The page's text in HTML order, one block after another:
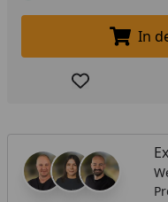
In
Produkt zur